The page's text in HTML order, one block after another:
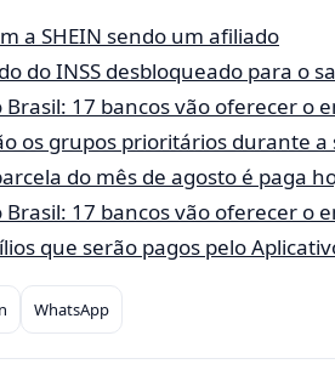
a SHEIN sendo um afiliado
do INSS desbloqueado para o
Brasil: 17 bancos vão oferecer o
os grupos prioritários durante a
do mês de agosto é paga
Brasil: 17 bancos vão oferecer o
que serão pagos pelo
WhatsApp